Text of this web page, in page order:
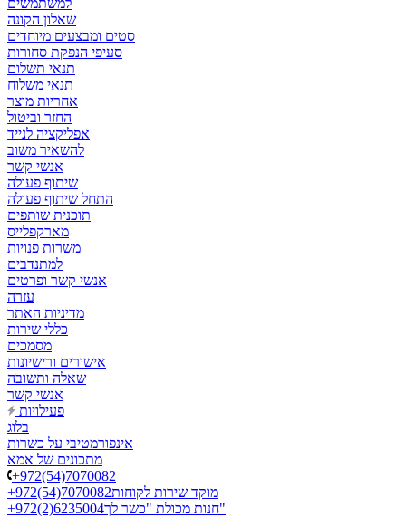
למשתמשים
שאלון הקונה
סטים ומבצעים מיוחדים
סעיפי הנפקת סחורות
תנאי תשלום
תנאי משלוח
אחריות מוצר
החזר וביטול
אפליקציה לנייד
להשאיר משוב
אנשי קשר
שיתוף פעולה
התחל שיתוף פעולה
תוכנית שותפים
מארקפלייס
משרות פנויות
למתנדבים
אנשי קשר ופרטים
עזרה
מדיניות האתר
כללי שירות
מסמכים
אישורים ורישיונות
שאלה ותשובה
אנשי קשר
פעילויות
בלוג
אינפורמטיבי על כשרות
מתכונים של אמא
+972(54)7070082
+972(54)7070082מוקד שירות לקוחות
+972(2)6235004
חנות מכולת "כשר לך"